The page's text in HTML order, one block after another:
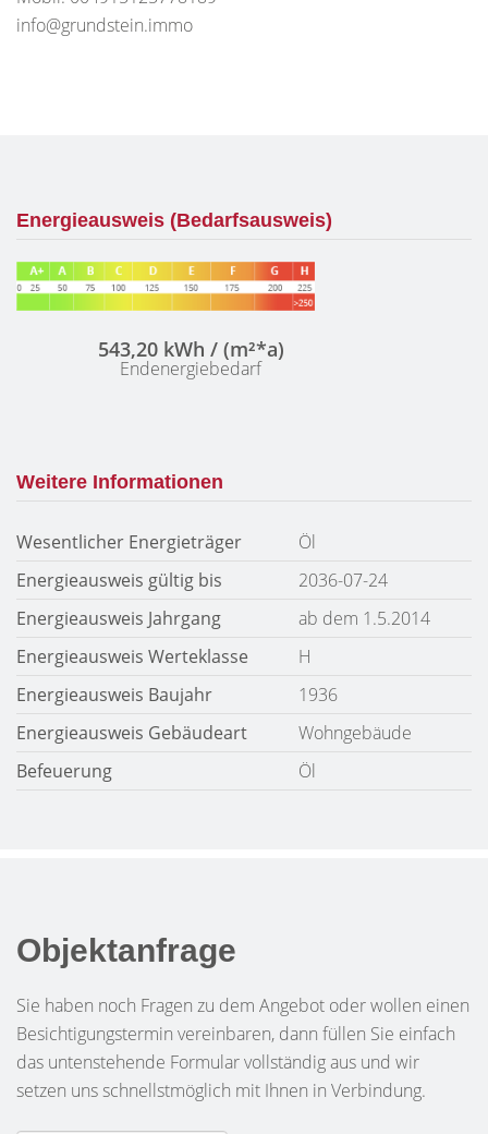
info@grundstein.immo
Energieausweis (Bedarfsausweis)
543,20 kWh / (m²*a)
Endenergiebedarf
Weitere Informationen
Wesentlicher Energieträger
Öl
Energieausweis gültig bis
2036-07-24
Energieausweis Jahrgang
ab dem 1.5.2014
Energieausweis Werteklasse
H
Energieausweis Baujahr
1936
Energieausweis Gebäudeart
Wohngebäude
Befeuerung
Öl
Objektanfrage
Sie haben noch Fragen zu dem Angebot oder wollen einen
Besichtigungstermin vereinbaren, dann füllen Sie einfach
das untenstehende Formular vollständig aus und wir
setzen uns schnellstmöglich mit Ihnen in Verbindung.